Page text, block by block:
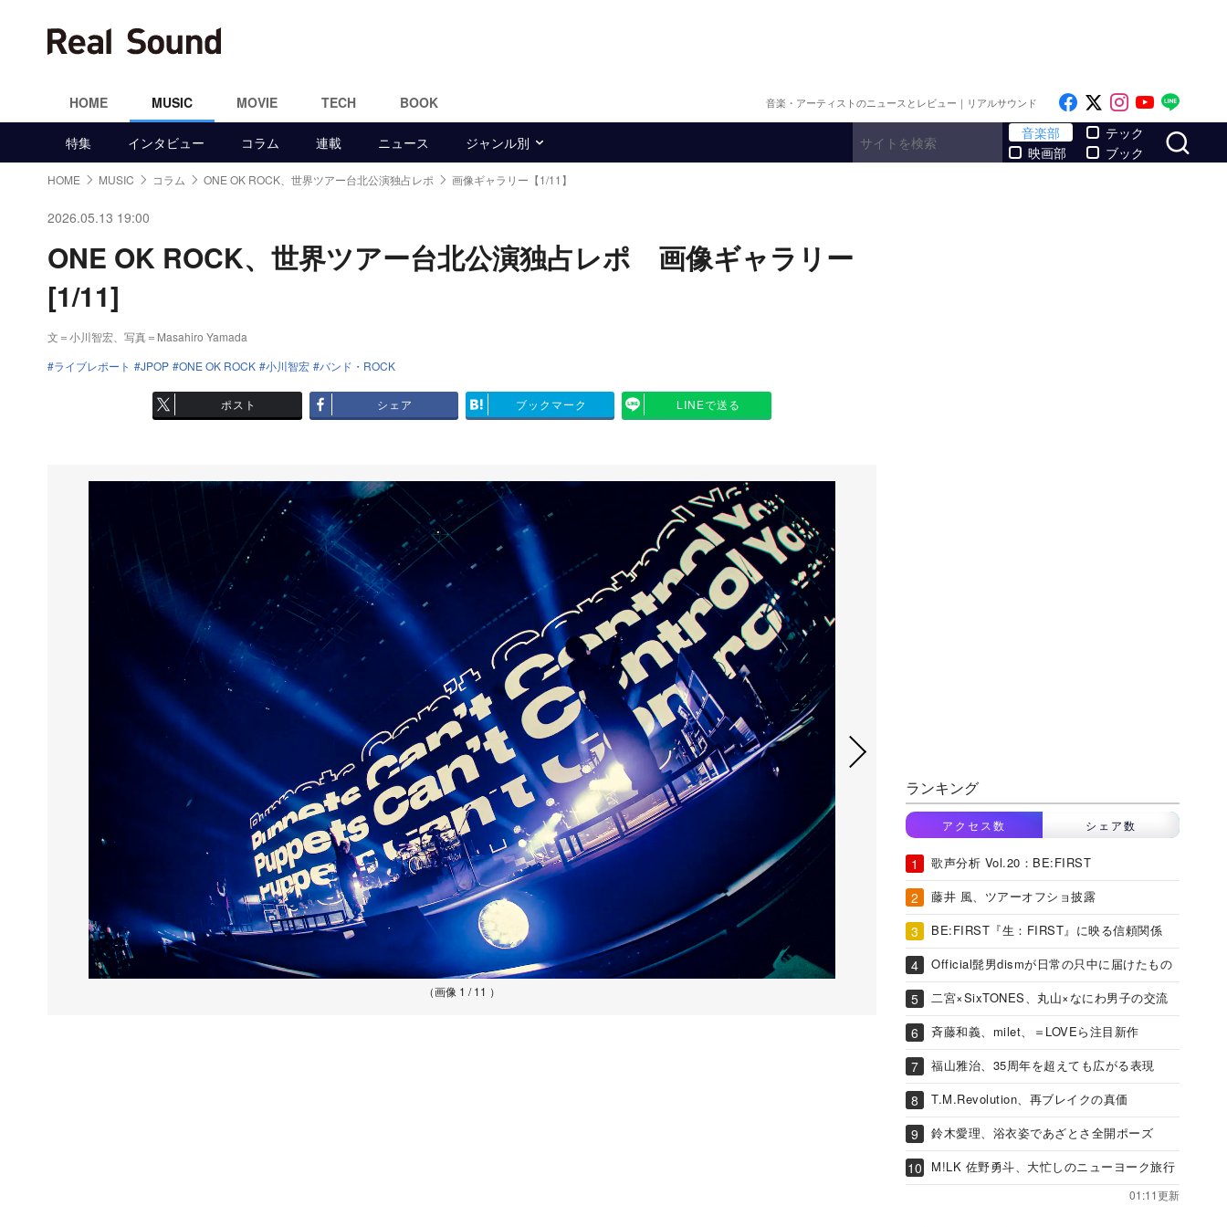
HOME MUSIC MOVIE TECH BOOK 音楽・アーティストのニュースとレビュー｜リアルサウンド Like on Facebook
Follow on x
Follow on
Follow
特集 インタビュー コラム 連載 ニュース ジャンル別
音楽部
映画部
テック
ブック
HOME MUSIC コラム ONE OK ROCK、世界ツアー台北公演独占レポ 画像ギャラリー【1/11】
2026.05.13 19:00
ONE OK ROCK、世界ツアー台北公演独占レポ 画像ギャラリー
[1/11]
文＝小川智宏、写真＝Masahiro Yamada
ライブレポート
JPOP ONE OK ROCK 小川智宏 バンド・ROCK
ポスト シェア ブックマーク LINEで送る
（画像 1 / 11 ）
ランキング
アクセス数 シェア数
歌声分析 Vol.20：BE:FIRST
藤井 風、ツアーオフショ披露
BE:FIRST『生：FIRST』に映る信頼関係
Official髭男dismが日常の只中に届けたもの
二宮×SixTONES、丸山×なにわ男子の交流
斉藤和義、milet、＝LOVEら注目新作
福山雅治、35周年を超えても広がる表現
T.M.Revolution、再ブレイクの真価
鈴木愛理、浴衣姿であざとさ全開ポーズ
M!LK 佐野勇斗、大忙しのニューヨーク旅行
01:11更新